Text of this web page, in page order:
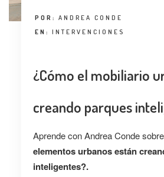
POR: ANDREA CONDE
EN: INTERVENCIONES
¿Cómo el mobiliario
creando parques
Aprende con Andrea Conde sobre
elementos urbanos están
inteligentes?.